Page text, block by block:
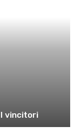
vincitori